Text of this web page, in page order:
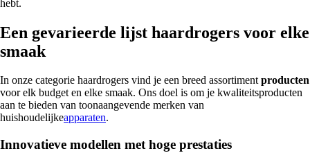
hebt.
Een gevarieerde lijst haardrogers voor elke
smaak
In onze categorie haardrogers vind je een breed assortimentproducten
voor elk budget en elke smaak. Ons doel is om je kwaliteitsproducten
aan te bieden van toonaangevende merken van
huishoudelijkeapparaten.
Innovatieve modellen met hoge prestaties